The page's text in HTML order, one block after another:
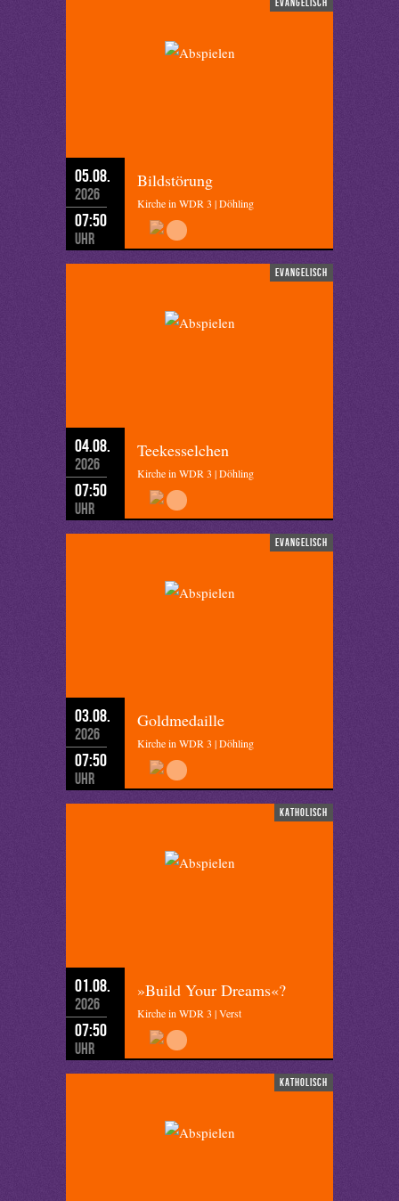
05.08.
2026
07:50
Uhr
Bildstörung
Kirche in WDR 3 | Döhling
evangelisch
04.08.
2026
07:50
Uhr
Teekesselchen
Kirche in WDR 3 | Döhling
evangelisch
03.08.
2026
07:50
Uhr
Goldmedaille
Kirche in WDR 3 | Döhling
katholisch
01.08.
2026
07:50
Uhr
»Build Your Dreams«?
Kirche in WDR 3 | Verst
katholisch